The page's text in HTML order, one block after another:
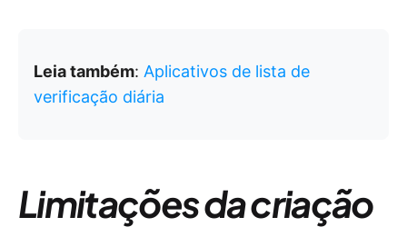
Leia também: Aplicativos de lista de
verificação diária
Limitações da criação